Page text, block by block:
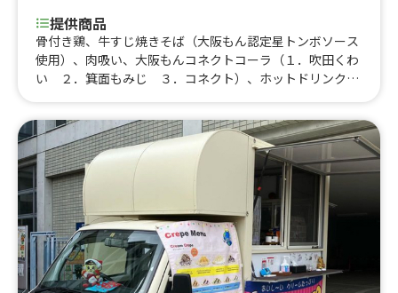
提供商品
骨付き鶏、牛すじ焼きそば（大阪もん認定星トンボソース
使用）、肉吸い、大阪もんコネクトコーラ（１．吹田くわ
い ２．箕面もみじ ３．コネクト）、ホットドリンク
イアンコーヒー（１．ココナッツフレーバー２．ヘーゼル
ナッツフレーバー３．バニラ）、自家焙煎コーヒー、マラ
サダ（ハワイで有名なドーナッツ）、やきいも含むさつま
いも料理、ジュース、おでん、ビール（プレミアムモル
ツ・カーネスバーグ）、焼きそば、ホットドック、アイス
クレープ（１．ベリーベリー２．ショコラ３．ショートケ
ーキ４．ブリュレ）、かき氷